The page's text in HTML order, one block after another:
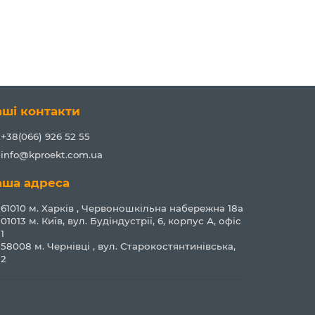
контакти
+38(066) 926 52 55
info@kproekt.com.ua
адреса
61010 м. Харків , Червоношкільна набережна 18а
01013 м. Київ, вул. Будіндустрії, 6, корпус А, офіс
1
58008 м. Чернівці , вул. Старокостянтинівська,
2